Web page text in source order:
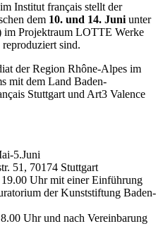
Institut français stellt der
dem 10. und 14. Juni unter
im Projektraum LOTTE Werke
sind.
der Region Rhône-Alpes im
mit dem Land Baden-
Stuttgart und Art3 Valence
5.Juni
51, 70174 Stuttgart
Uhr mit einer Einführung
der Kunststiftung Baden-
Uhr und nach Vereinbarung